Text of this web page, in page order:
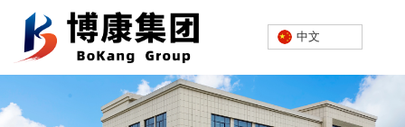
欢迎进入芜湖博康机电股份有限公司网站！
中文
中文